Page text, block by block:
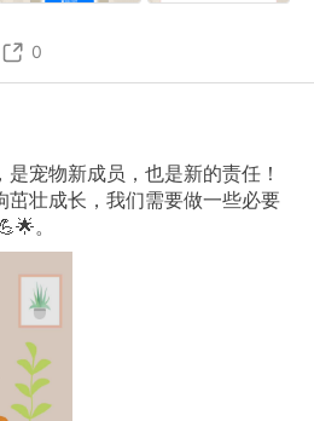
0
宠物新成员，也是新的责任！
茁壮成长，我们需要做一些必要
。